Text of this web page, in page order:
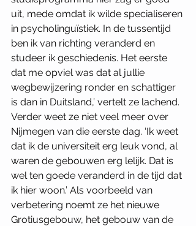
uit, mede omdat ik wilde specialiseren
in psycholinguïstiek. In de tussentijd
ben ik van richting veranderd en
studeer ik geschiedenis. Het eerste
dat me opviel was dat al jullie
wegbewijzering ronder en schattiger
is dan in Duitsland,’ vertelt ze lachend.
Verder weet ze niet veel meer over
Nijmegen van die eerste dag. ‘Ik weet
dat ik de universiteit erg leuk vond, al
waren de gebouwen erg lelijk. Dat is
wel ten goede veranderd in de tijd dat
ik hier woon.’ Als voorbeeld van
verbetering noemt ze het nieuwe
Grotiusgebouw, het gebouw van de